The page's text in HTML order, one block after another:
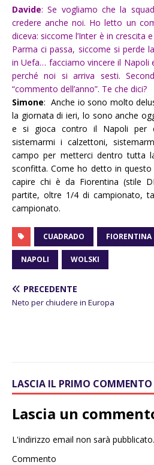
Davide: Se vogliamo che la
credere anche noi. Ho letto un
diceva: siccome l’Inter è in crescita
Parma ci passa, siccome si perde
in Uefa… facciamo vincere il Napoli
perché noi si arriva sesti.
“commento dell’anno”. Te che dici?
Simone: Anche io sono molto
la giornata di ieri, lo sono anche
e si gioca contro il Napoli per
sistemarmi i calzettoni,
campo per metterci dentro tutta
sconfitta. Come ho detto in
capire chi è da Fiorentina (stile
partite, oltre 1/4 di campionato,
campionato.
CUADRADO FIORENTINA
NAPOLI WOLSKI
PRECEDENTE
Neto per chiudere in Europa
LASCIA IL PRIMO COMMENTO
Lascia un
L'indirizzo email non sarà pubblicato.
Commento